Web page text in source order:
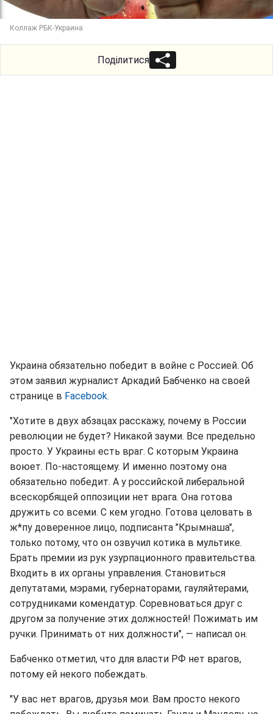
Коллаж РБК-Украина
Поділитися
Украина обязательно победит в войне с Россией. Об
этом заявил журналист Аркадий Бабченко на своей
странице в Facebook.
"Хотите в двух абзацах расскажу, почему в России
революции не будет? Никакой зауми. Все предельно
просто. У Украины есть враг. С которым Украина
воюет. По-настоящему. И именно поэтому она
обязательно победит. А у российской либеральной
всескорбящей оппозиции нет врага. Она готова
дружить со всеми. С кем угодно. Готова целовать в
ж*пу доверенное лицо, подписанта "Крымнаша",
только потому, что он озвучил котика в мультике.
Брать премии из рук узурпационного правительства.
Входить в их органы управления. Становиться
депутатами, мэрами, губернаторами, гауляйтерами,
сотрудниками комендатур. Соревноваться друг с
другом за получение этих должностей! Пожимать им
ручки. Принимать от них должности", — написал он.
Бабченко отметил, что для власти РФ нет врагов,
потому ей некого побеждать.
"У вас нет врагов, друзья мои. Вам просто некого